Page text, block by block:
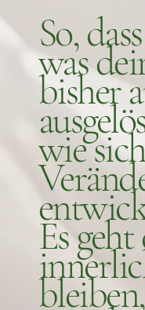
So,
was
bisher
wie
Es